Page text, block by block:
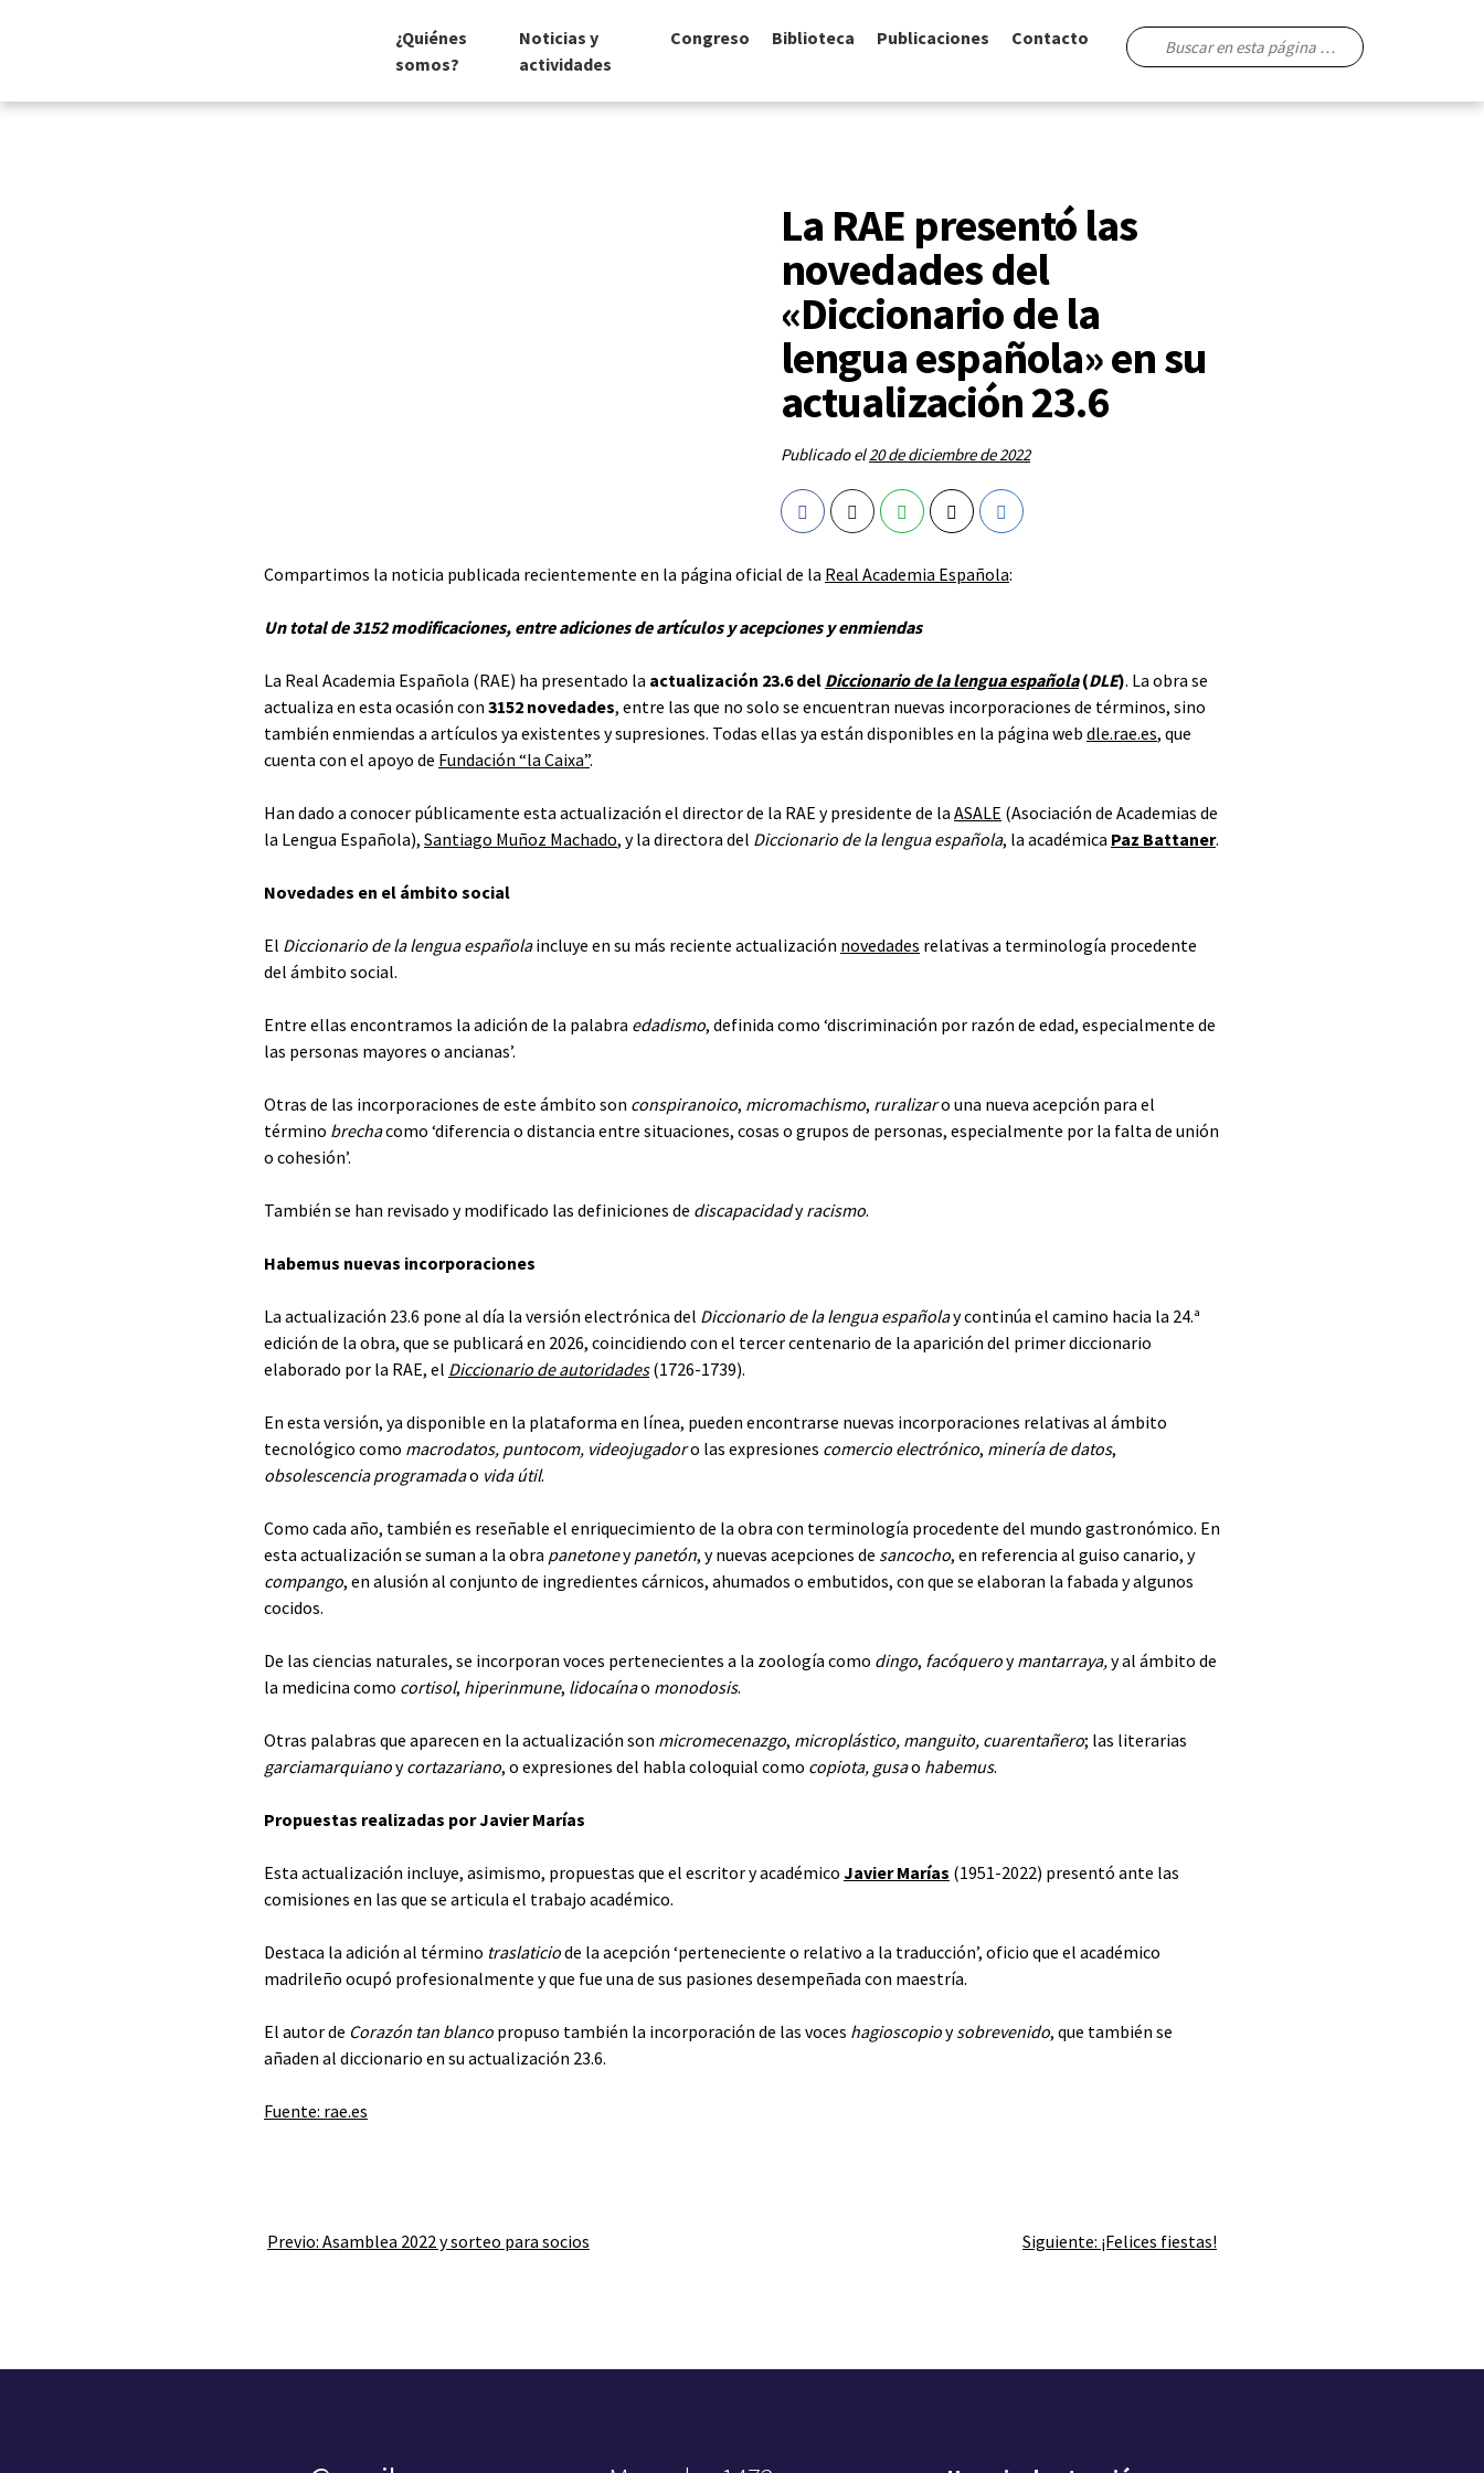
¿Quiénes
somos?
Noticias y
actividades
Congreso Biblioteca Publicaciones Contacto
La RAE presentó las
novedades del
«Diccionario de la
lengua española» en su
actualización 23.6
Publicado el20 de diciembre de 2022
Compartimos la noticia publicada recientemente en la página oficial de la Real Academia Española:
Un total de 3152 modificaciones, entre adiciones de artículos y acepciones y enmiendas
La Real Academia Española (RAE) ha presentado la actualización 23.6 del Diccionario de la lengua española(DLE). La obra se
actualiza en esta ocasión con 3152 novedades, entre las que no solo se encuentran nuevas incorporaciones de términos, sino
también enmiendas a artículos ya existentes y supresiones. Todas ellas ya están disponibles en la página web dle.rae.es, que
cuenta con el apoyo de Fundación “la Caixa”.
Han dado a conocer públicamente esta actualización el director de la RAE y presidente de la ASALE (Asociación de Academias de
la Lengua Española), Santiago Muñoz Machado, y la directora del Diccionario de la lengua española, la académica Paz Battaner.
Novedades en el ámbito social
El Diccionario de la lengua españolaincluye en su más reciente actualización novedades relativas a terminología procedente
del ámbito social.
Entre ellas encontramos la adición de la palabra edadismo, definida como ‘discriminación por razón de edad, especialmente de
las personas mayores o ancianas’.
Otras de las incorporaciones de este ámbito son conspiranoico, micromachismo, ruralizaro una nueva acepción para el
término brechacomo ‘diferencia o distancia entre situaciones, cosas o grupos de personas, especialmente por la falta de unión
o cohesión’.
También se han revisado y modificado las definiciones de discapacidadyracismo.
Habemus nuevas incorporaciones
La actualización 23.6 pone al día la versión electrónica del Diccionario de la lengua españolay continúa el camino hacia la 24.ª
edición de la obra, que se publicará en 2026, coincidiendo con el tercer centenario de la aparición del primer diccionario
elaborado por la RAE, el Diccionario de autoridades (1726-1739).
En esta versión, ya disponible en la plataforma en línea, pueden encontrarse nuevas incorporaciones relativas al ámbito
tecnológico como macrodatos, puntocom, videojugadoro las expresiones comercio electrónico, minería de datos,
obsolescencia programadao vida útil.
Como cada año, también es reseñable el enriquecimiento de la obra con terminología procedente del mundo gastronómico. En
esta actualización se suman a la obra panetoneypanetón, y nuevas acepciones de sancocho, en referencia al guiso canario, y
compango, en alusión al conjunto de ingredientes cárnicos, ahumados o embutidos, con que se elaboran la fabada y algunos
cocidos.
De las ciencias naturales, se incorporan voces pertenecientes a la zoología como dingo, facóqueroymantarraya,y al ámbito de
la medicina como cortisol, hiperinmune, lidocaínao monodosis.
Otras palabras que aparecen en la actualización son micromecenazgo, microplástico, manguito, cuarentañero; las literarias
garciamarquianoycortazariano, o expresiones del habla coloquial como copiota, gusao habemus.
Propuestas realizadas por Javier Marías
Esta actualización incluye, asimismo, propuestas que el escritor y académico Javier Marías (1951-2022) presentó ante las
comisiones en las que se articula el trabajo académico.
Destaca la adición al término traslaticiode la acepción ‘perteneciente o relativo a la traducción’, oficio que el académico
madrileño ocupó profesionalmente y que fue una de sus pasiones desempeñada con maestría.
El autor de Corazón tan blanco propuso también la incorporación de las voces hagioscopioysobrevenido, que también se
añaden al diccionario en su actualización 23.6.
Fuente: rae.es
Previo: Asamblea 2022 y sorteo para socios Siguiente: ¡Felices fiestas!